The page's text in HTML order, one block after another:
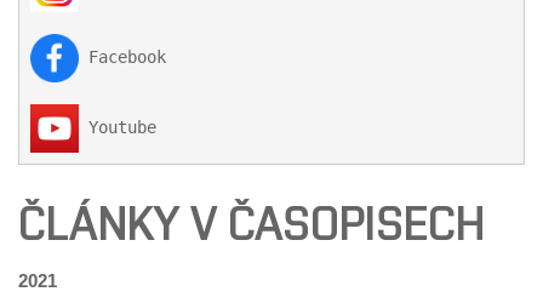
Facebook
Youtube
ČLÁNKY V ČASOPISECH
2021